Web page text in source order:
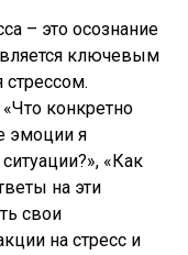
– это осознание
ключевым
конкретно
эмоции я
«Как
на эти
свои
на стресс и